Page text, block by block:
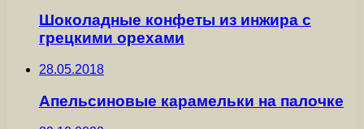
Шоколадные конфеты из инжира с
грецкими орехами
28.05.2018
Апельсиновые карамельки на палочке